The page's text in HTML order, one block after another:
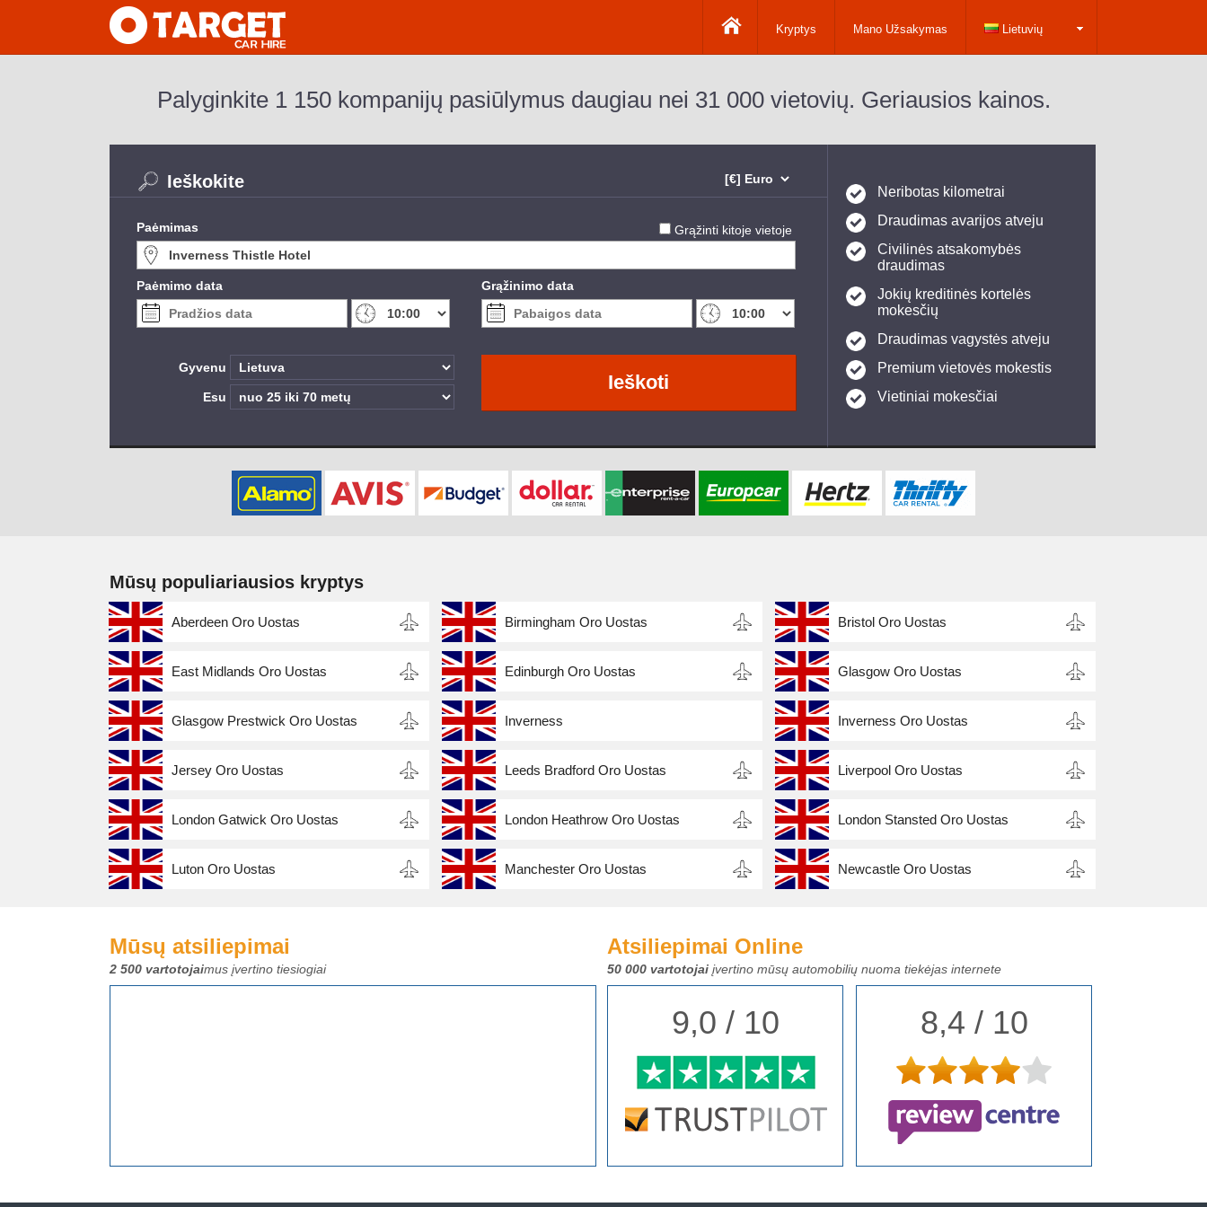
Kryptys Mano Užsakymas Lietuvių
Palyginkite 1 150 kompanijų pasiūlymus daugiau nei 31 000 vietovių. Geriausios kainos.
Grąžinti kitoje vietoje
Ieškokite
Paėmimas
Paėmimo data Grąžinimo data
Gyvenu
Esu
Ieškoti
Neribotas kilometrai
Draudimas avarijos atveju
Civilinės atsakomybės
draudimas
Jokių kreditinės kortelės
mokesčių
Draudimas vagystės atveju
Premium vietovės mokestis
Vietiniai mokesčiai
Mūsų populiariausios kryptys
Aberdeen Oro Uostas Birmingham Oro Uostas Bristol Oro Uostas
East Midlands Oro Uostas Edinburgh Oro Uostas Glasgow Oro Uostas
Glasgow Prestwick Oro Uostas Inverness Inverness Oro Uostas
Jersey Oro Uostas Leeds Bradford Oro Uostas Liverpool Oro Uostas
London Gatwick Oro Uostas London Heathrow Oro Uostas London Stansted Oro Uostas
Luton Oro Uostas Manchester Oro Uostas Newcastle Oro Uostas
Mūsų atsiliepimai
2 500 vartotojaimus įvertino tiesiogiai
Atsiliepimai Online
50 000 vartotojai įvertino mūsų automobilių nuoma tiekėjas internete
9,0 / 10 8,4 / 10